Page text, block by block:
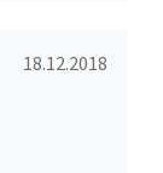
18.12.2018